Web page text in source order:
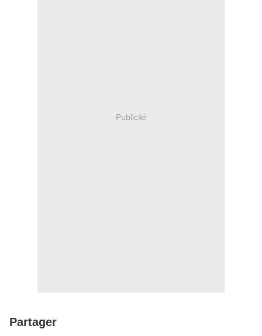
Publicité
Partager